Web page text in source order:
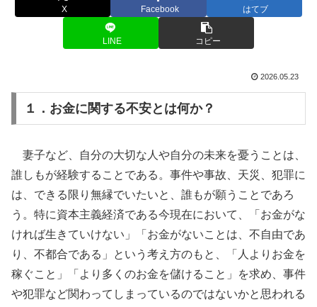
X Facebook はてブ
LINE コピー
2026.05.23
１．お金に関する不安とは何か？
妻子など、自分の大切な人や自分の未来を憂うことは、
誰しもが経験することである。事件や事故、天災、犯罪に
は、できる限り無縁でいたいと、誰もが願うことであろ
う。特に資本主義経済である今現在において、「お金がな
ければ生きていけない」「お金がないことは、不自由であ
り、不都合である」という考え方のもと、「人よりお金を
稼ぐこと」「より多くのお金を儲けること」を求め、事件
や犯罪など関わってしまっているのではないかと思われる